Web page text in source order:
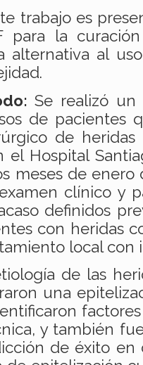
trabajo es
para la
alternativa al
Se realizó un
de pacientes
de
el Hospital
meses de
clínico y
definidos
con heridas
local con
de las
una
y también
de éxito en